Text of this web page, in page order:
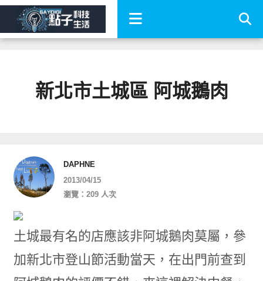
新北市土城區 阿城鵝肉
DAPHNE
2013/04/15
瀏覽：209 人次
土城最有名的店應該非阿城鵝肉莫屬，參
加新北市登山節活動當天，在出門前查到